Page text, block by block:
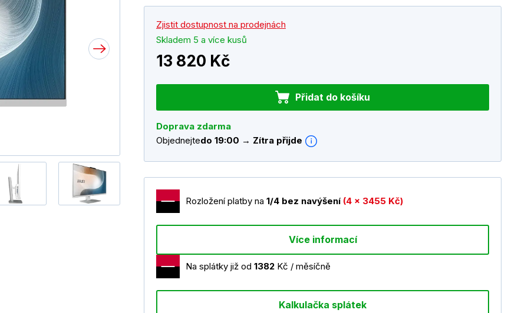
Zjistit dostupnost na prodejnách
Skladem 5 a více kusů
13 820 Kč
Přidat do košíku
Doprava zdarma
Objednejtedo 19:00 → Zítra přijde
Rozložení platby na 1/4 bez navýšení (4 x 3455 Kč)
Více informací
Na splátky již od 1382 Kč / měsíčně
Kalkulačka splátek